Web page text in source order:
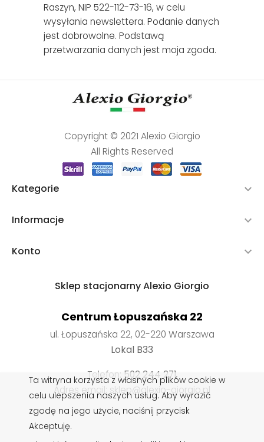
Raszyn, NIP 522-112-73-16, w celu
wysyłania newslettera. Podanie danych
jest dobrowolne. Podstawą
przetwarzania danych jest moja zgoda.
Copyright © 2021 Alexio Giorgio
All Rights Reserved
Kategorie 
Informacje 
Konto 
Sklep stacjonarny Alexio Giorgio
Centrum Łopuszańska 22
ul. Łopuszańska 22, 02-220 Warszawa
Lokal B33
Telefon: 502 244 271
Adres email: sklep@alexio-giorgio.pl
Ta witryna korzysta z własnych plików cookie w
celu ulepszenia naszych usług. Aby wyrazić
zgodę na jego użycie, naciśnij przycisk
Akceptuję.